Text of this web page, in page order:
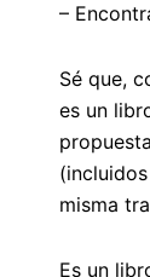
–
Sé que,
es un
misma
Es un